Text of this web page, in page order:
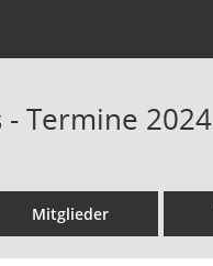
- Termine 2024
Mitglieder